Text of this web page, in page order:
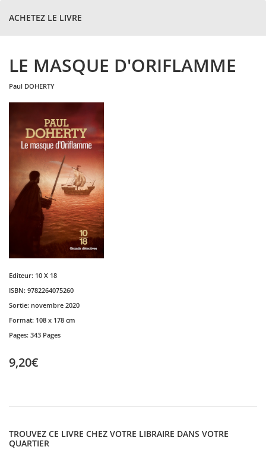
ACHETEZ LE LIVRE
LE MASQUE D'ORIFLAMME
paul DOHERTY
Editeur: 10 X 18
ISBN: 9782264075260
Sortie: novembre 2020
Format: 108 x 178 cm
Pages: 343 Pages
9,20€
TROUVEZ CE LIVRE CHEZ VOTRE LIBRAIRE DANS VOTRE
QUARTIER